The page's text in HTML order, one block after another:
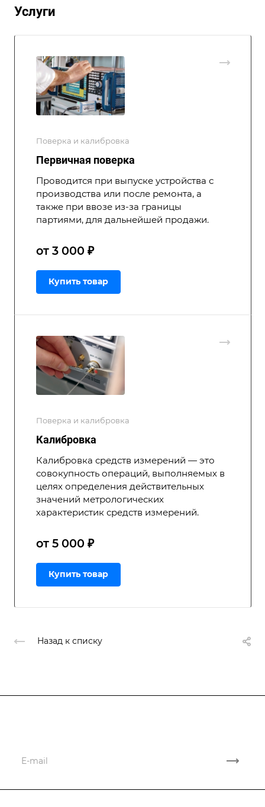
Услуги
Поверка и калибровка
Первичная поверка
Проводится при выпуске устройства с
производства или после ремонта, а
также при ввозе из-за границы
партиями, для дальнейшей продажи.
от 3 000 ₽
Купить товар
Поверка и калибровка
Калибровка
Калибровка средств измерений — это
совокупность операций, выполняемых в
целях определения действительных
значений метрологических
характеристик средств измерений.
от 5 000 ₽
Купить товар
Назад к списку